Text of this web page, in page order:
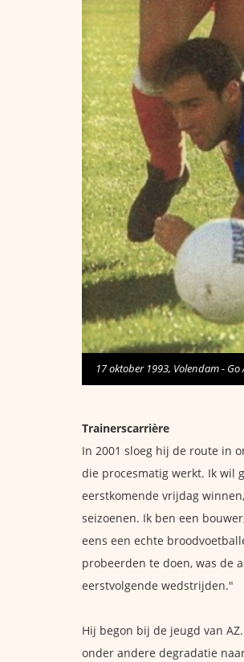
17 oktober 1993, Volendam -
Trainerscarrière
In 2001 sloeg hij de route in
die procesmatig werkt. Ik wil
eerstkomende vrijdag
seizoenen. Ik ben een
eens een echte
probeerden te doen, was de
eerstvolgende wedstrijden."
Hij begon bij de jeugd van
onder andere degradatie